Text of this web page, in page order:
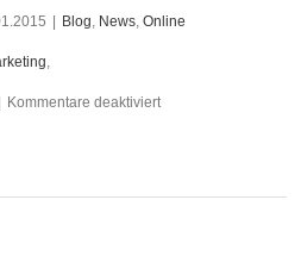
| Blog, News, Online
,
Kommentare deaktiviertfür